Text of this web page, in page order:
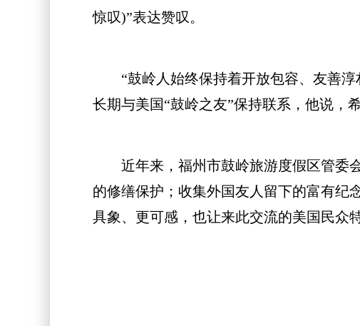
惊叹)”表达赞叹。
“鼓岭人始终保持着开放包容、友善淳
长期与美国“鼓岭之友”保持联系，他说，
近年来，福州市鼓岭旅游度假区管委会
的修缮保护；收集外国友人留下的富有纪
具象、更可感，也让来此交流的美国民众